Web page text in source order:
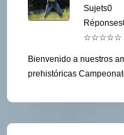
Sujets0
☆☆☆☆☆
Bienvenido a nuestros
prehistóricas